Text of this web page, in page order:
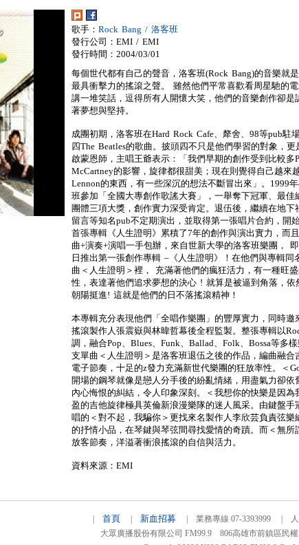
歌手： Rock Bang / 洛客班
發行公司：EMI / EMI
發行時間：2004/03/01
每個世代都有自己的聲音，洛客班(Rock Bang)的音樂就
最具衝擊力的搖滾之聲。 雖然他們平常喜歡看周星馳的
講一堆笑話，逗得所有人開懷大笑，他們的音樂創作卻是
著夢想與堅持。
成團初期，洛客班在Hard Rock Cafe、犛舍、98等pub駐
四The Beatles的歌曲。披頭四不只是他們學習的對象，更
啟蒙恩師，主唱王爺表示：「我們早期的創作受到比較多
McCartney的影響，旋律都很甜美；現在則覺得自己越來
Lennon的東西，有一些深沉的想法不斷冒出來」。1999
班參加「全國大專創作歌謠大賽」，一舉奪下冠軍、最佳
團體三項大獎，創作實力深受肯定。退伍後，繼續在地下
留言等知名pub不定期演出，並取得第一張唱片合約，開
首張專輯《人生證明》累積了7年的創作與演出實力，而
曲+演奏+演唱一手包辦，來自世新大學的洛客班樂團，
日推出第一張創作專輯 –《人生證明》！在他們與專輯同
曲＜人生證明＞裡， 充滿著他們的瘋狂活力，有一種旺
性，表達著他們追求夢想的決心 ! 就算是被逼到角落，依
朝陽挺進! 這就是他們的日不落搖滾精神！
本專輯充分表現他們「全唱作樂團」的豐厚實力，同時邀
搖滾製作人張震嶽與林暐哲幕後全程監製。整張專輯以
調，融合Pop、Blues、Funk、Ballad、Folk、Bossa等多
支單曲＜人生證明＞是洛客班退伍之後的作品，編曲融合
電子節奏，十足的z發力充滿新世代樂團的狂放率性。＜
開場的鋼琴就像是戀人分手後的紛亂情緒，用盡氣力卻依
內心悔恨的糾結，令人印象深刻。＜我想你的快樂是因為
盈的吉他旋律極具英倫新浪漫樂隊的迷人風采。由鍵盤手
唱的＜對不起，我騙你＞更找來名製作人李欣芸負責弦樂
的抒情小品，在琴鍵與琴弦間尋找愛情的奇蹟。而＜無所
放客節奏，洋溢著衝浪搖滾的自信與活力。
資料來源：EMI
首頁 新血招募 | 業務專線 07-3393999 | 人
大眾廣播股份有限公司 FM99.9 806高雄市前鎮區民